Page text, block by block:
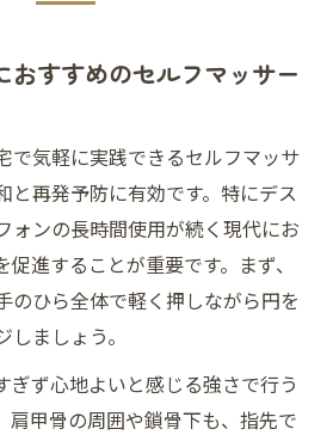
おすすめのセルフマッサー
で気軽に実践できるセルフマッサ
と再発予防に有効です。特にデス
ォンの長時間使用が続く現代にお
進することが重要です。まず、
のひら全体で軽く押しながら円を
ましょう。
ぎず心地よいと感じる強さで行う
肩甲骨の周囲や鎖骨下も、指先で